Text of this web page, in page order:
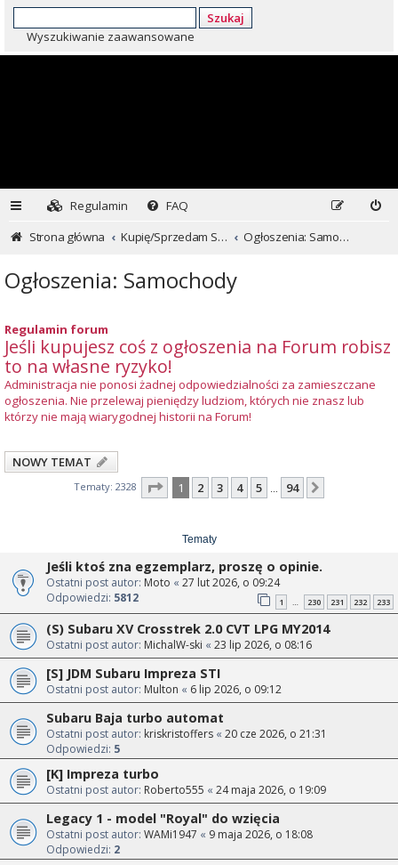
Szukaj
Wyszukiwanie zaawansowane
Regulamin
FAQ
Strona główna
Kupię/Sprzedam Subaru i nie tylko... Ogłoszenia: Samochody
Ogłoszenia: Samochody
Regulamin forum
Jeśli kupujesz coś z ogłoszenia na Forum robisz
to na własne ryzyko!
Administracja nie ponosi żadnej odpowiedzialności za zamieszczane
ogłoszenia. Nie przelewaj pieniędzy ludziom, których nie znasz lub
którzy nie mają wiarygodnej historii na Forum!
NOWY TEMAT
Tematy: 2328 Strona z94
1 2 3 4 5 94
Tematy
Jeśli ktoś zna egzemplarz, proszę o opinie.
Ostatni post autor: Moto « 27 lut 2026, o 09:24
Odpowiedzi: 5812 1 … 230 231 232 233
(S) Subaru XV Crosstrek 2.0 CVT LPG MY2014
Ostatni post autor: MichalW-ski « 23 lip 2026, o 08:16
[S] JDM Subaru Impreza STI
Ostatni post autor: Multon « 6 lip 2026, o 09:12
Subaru Baja turbo automat
Ostatni post autor: kriskristoffers « 20 cze 2026, o 21:31
Odpowiedzi: 5
[K] Impreza turbo
Ostatni post autor: Roberto555 « 24 maja 2026, o 19:09
Legacy 1 - model "Royal" do wzięcia
Ostatni post autor: WAMi1947 « 9 maja 2026, o 18:08
Odpowiedzi: 2